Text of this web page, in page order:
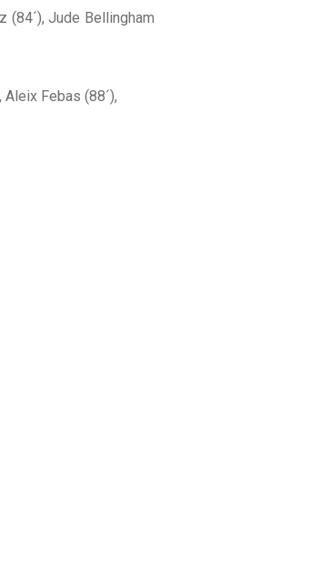
(84´), Jude Bellingham
Aleix Febas (88´),